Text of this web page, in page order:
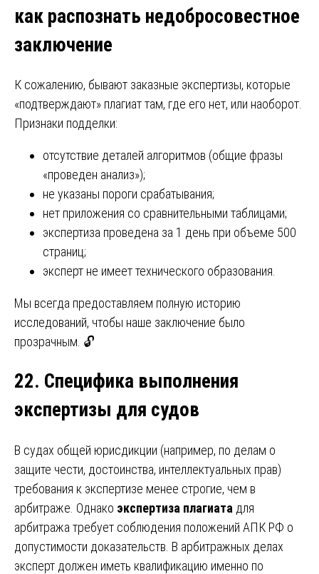
как распознать недобросовестное
заключение
К сожалению, бывают заказные экспертизы, которые
«подтверждают» плагиат там, где его нет, или наоборот.
Признаки подделки:
отсутствие деталей алгоритмов (общие фразы
«проведен анализ»);
не указаны пороги срабатывания;
нет приложения со сравнительными таблицами;
экспертиза проведена за 1 день при объеме 500
страниц;
эксперт не имеет технического образования.
Мы всегда предоставляем полную историю
исследований, чтобы наше заключение было
прозрачным. 🔓
22. Специфика выполнения
экспертизы для судов
В судах общей юрисдикции (например, по делам о
защите чести, достоинства, интеллектуальных прав)
требования к экспертизе менее строгие, чем в
арбитраже. Однако экспертиза плагиата для
арбитража требует соблюдения положений АПК РФ о
допустимости доказательств. В арбитражных делах
эксперт должен иметь квалификацию именно по